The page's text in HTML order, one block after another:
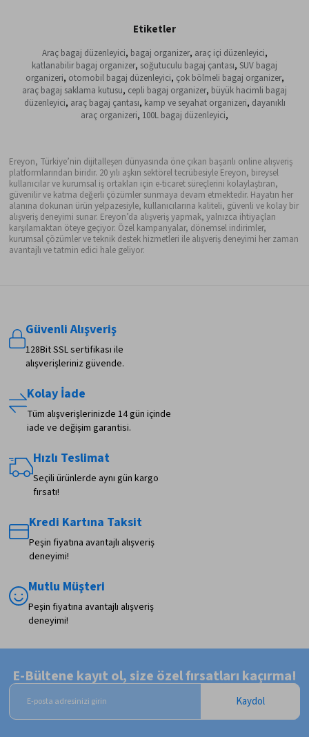
Etiketler
Araç bagaj düzenleyici, bagaj organizer, araç içi düzenleyici,
katlanabilir bagaj organizer, soğutuculu bagaj çantası, SUV bagaj
organizeri, otomobil bagaj düzenleyici, çok bölmeli bagaj organizer,
araç bagaj saklama kutusu, cepli bagaj organizer, büyük hacimli bagaj
düzenleyici, araç bagaj çantası, kamp ve seyahat organizeri, dayanıklı
araç organizeri, 100L bagaj düzenleyici,
Ereyon, Türkiye’nin dijitalleşen dünyasında öne çıkan başarılı online alışveriş
platformlarından biridir. 20 yılı aşkın sektörel tecrübesiyle Ereyon, bireysel
kullanıcılar ve kurumsal iş ortakları için e-ticaret süreçlerini kolaylaştıran,
güvenilir ve katma değerli çözümler sunmaya devam etmektedir. Hayatın her
alanına dokunan ürün yelpazesiyle, kullanıcılarına kaliteli, güvenli ve kolay bir
alışveriş deneyimi sunar. Ereyon’da alışveriş yapmak, yalnızca ihtiyaçları
karşılamaktan öteye geçiyor. Özel kampanyalar, dönemsel indirimler,
kurumsal çözümler ve teknik destek hizmetleri ile alışveriş deneyimi her zaman
avantajlı ve tatmin edici hale geliyor.
Güvenli Alışveriş
128Bit SSL sertifikası ile
alışverişleriniz güvende.
Kolay İade
Tüm alışverişlerinizde 14 gün içinde
iade ve değişim garantisi.
Hızlı Teslimat
Seçili ürünlerde aynı gün kargo
fırsatı!
Kredi Kartına Taksit
Peşin fiyatına avantajlı alışveriş
deneyimi!
Mutlu Müşteri
Peşin fiyatına avantajlı alışveriş
deneyimi!
E-Bültene kayıt ol, size özel fırsatları kaçırma!
Kaydol